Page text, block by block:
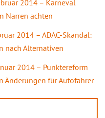
2014 – Karneval
Narren achten
2014 – ADAC-Skandal:
nach Alternativen
2014 – Punktereform
Änderungen für Autofahrer